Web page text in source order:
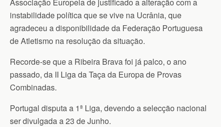
instabilidade política que se vive na Ucrânia, que
agradeceu a disponibilidade da Federação Portuguesa
de Atletismo na resolução da situação.
Recorde-se que a Ribeira Brava foi já palco, o ano
passado, da II Liga da Taça da Europa de Provas
Combinadas.
Portugal disputa a 1ª Liga, devendo a selecção nacional
ser divulgada a 23 de Junho.